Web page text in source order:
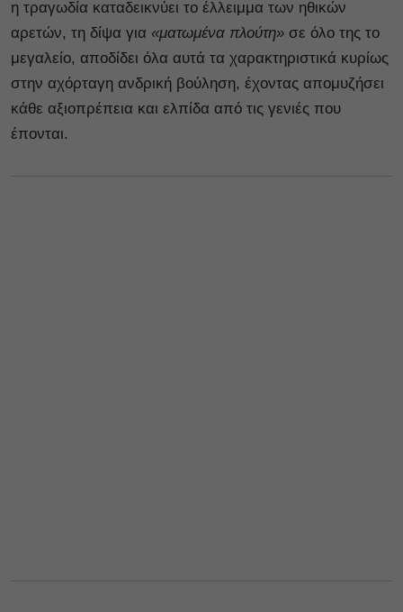
η τραγωδία καταδεικνύει το έλλειμμα των ηθικών
αρετών, τη δίψα για «ματωμένα πλούτη» σε όλο της το
μεγαλείο, αποδίδει όλα αυτά τα χαρακτηριστικά κυρίως
στην αχόρταγη ανδρική βούληση, έχοντας απομυζήσει
κάθε αξιοπρέπεια και ελπίδα από τις γενιές που
έπονται.